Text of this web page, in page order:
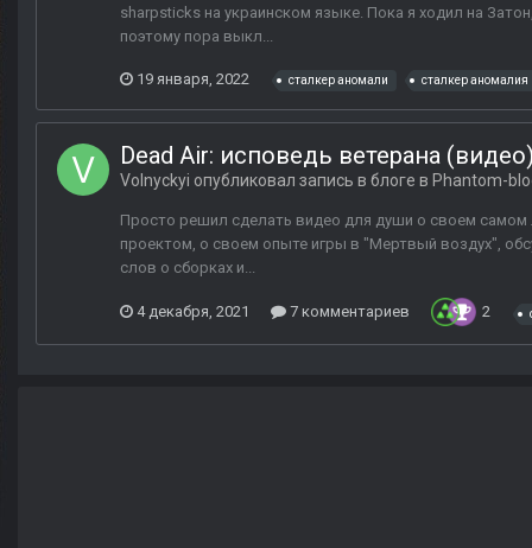
sharpsticks на украинском языке. Пока я ходил на
поэтому пора выкл...
19 января, 2022 сталкер аномали сталкер аномалия
Dead Air: исповедь ветерана
Volnyckyi опубликовал запись в блоге в Phantom-
Просто решил сделать видео для души о своем самом
проектом, о своем опыте игры в "Мертвый воздух",
слов о сборках и...
4 декабря, 2021 7 комментариев 2